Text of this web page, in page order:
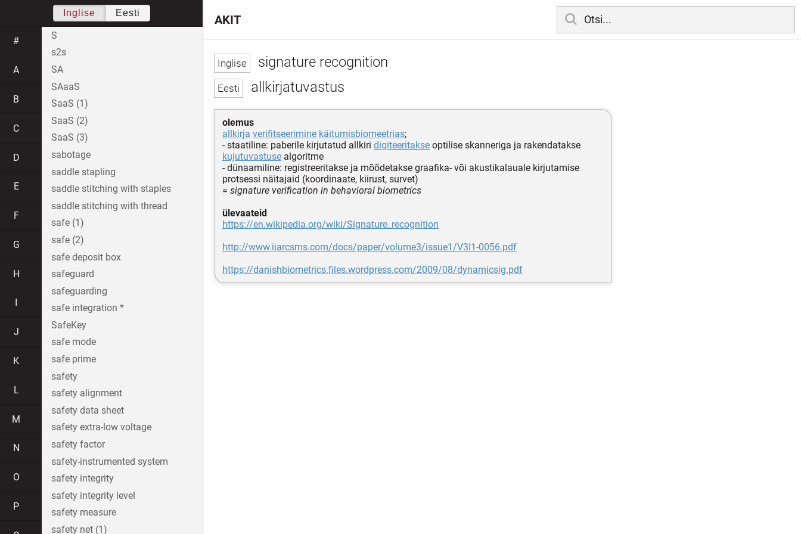
signature recognition
allkirjatuvastus
olemus
allkirja verifitseerimine käitumisbiomeetrias;
- staatiline: paberile kirjutatud allkiri digiteeritakse optilise skanneriga ja rakendatakse
kujutuvastuse algoritme
- dünaamiline: registreeritakse ja mõõdetakse graafika- või akustikalauale kirjutamise
protsessi näitajaid (koordinaate, kiirust, survet)
= signature verification in behavioral biometrics
ülevaateid
https://en.wikipedia.org/wiki/Signature_recognition
http://www.ijarcsms.com/docs/paper/volume3/issue1/V3I1-0056.pdf
https://danishbiometrics.files.wordpress.com/2009/08/dynamicsig.pdf
AKIT
Inglise Eesti
#
A
B
C
D
E
F
G
H
J
K
L
M
N
O
P
S
s2s
SA
SAaaS
SaaS (1)
SaaS (2)
SaaS (3)
sabotage
saddle stapling
saddle stitching with staples
saddle stitching with thread
safe (1)
safe (2)
safe deposit box
safeguard
safeguarding
safe integration *
SafeKey
safe mode
safe prime
safety
safety alignment
safety data sheet
safety extra-low voltage
safety factor
safety-instrumented system
safety integrity
safety integrity level
safety measure
safety net (1)